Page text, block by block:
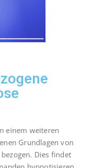
einem weiteren
Grundlagen von
Dies findet